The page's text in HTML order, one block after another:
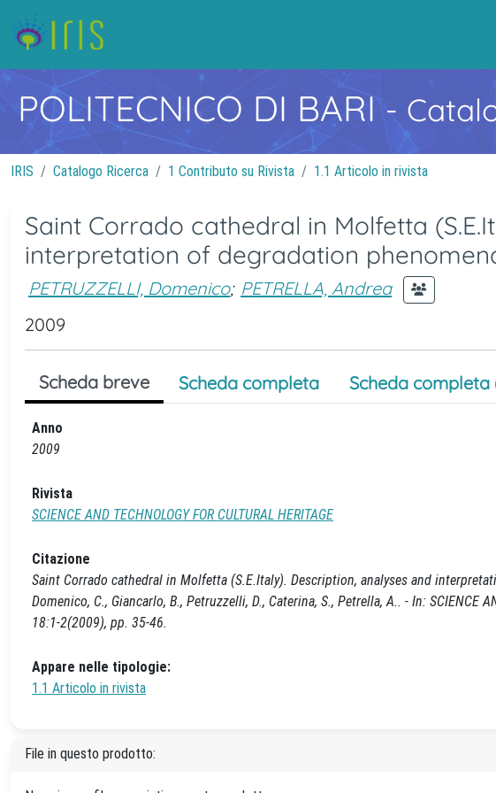
POLITECNICO DI BARI-
IRIS Catalogo Ricerca 1 Contributo su Rivista 1.1 Articolo in rivista
Saint Corrado cathedral in Molfetta
interpretation of degradation
PETRUZZELLI, Domenico; PETRELLA, Andrea
2009
Scheda breve Scheda completa Scheda completa
Anno
2009
Rivista
SCIENCE AND TECHNOLOGY FOR CULTURAL HERITAGE
Citazione
Saint Corrado cathedral in Molfetta (S.E.Italy). Description, analyses and
Domenico, C., Giancarlo, B., Petruzzelli, D., Caterina, S., Petrella, A.. - In: SCIENCE
18:1-2(2009), pp. 35-46.
Appare nelle tipologie:
1.1 Articolo in rivista
File in questo prodotto: